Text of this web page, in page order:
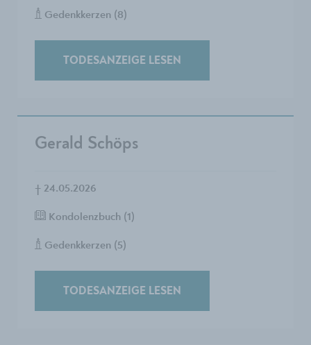
Gedenkkerzen (8)
TODESANZEIGE LESEN
Gerald Schöps
† 24.05.2026
Kondolenzbuch (1)
Gedenkkerzen (5)
TODESANZEIGE LESEN